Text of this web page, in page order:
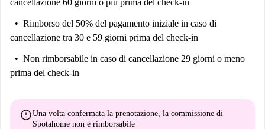
cancellazione 60 giorni o più prima del check-in
Rimborso del 50% del pagamento iniziale in caso di
cancellazione tra 30 e 59 giorni prima del check-in
Non rimborsabile in caso di cancellazione 29 giorni o meno
prima del check-in
errorUna volta confermata la prenotazione, la commissione di
Spotahome non è rimborsabile